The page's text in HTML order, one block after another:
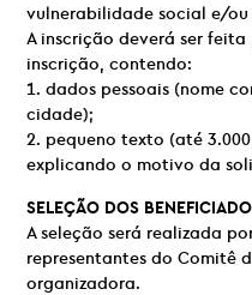
vulnerabilidade social e/ou
A inscrição deverá ser
inscrição, contendo:
1. dados pessoais (nome
cidade);
2. pequeno texto (até
explicando o motivo da
SELEÇÃO DOS
A seleção será realizada
representantes do Comitê
organizadora.